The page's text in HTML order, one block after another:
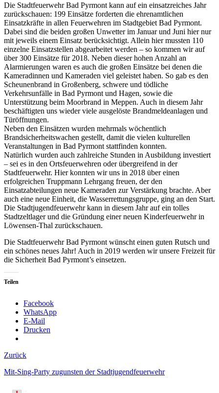
Die Stadtfeuerwehr Bad Pyrmont kann auf ein einsatzreiches Jahr
zurückschauen: 199 Einsätze forderten die ehrenamtlichen
Einsatzkräfte in allen Feuerwehren im Stadtgebiet Bad Pyrmont.
Dabei sind die beiden großen Unwetter im Januar und Juni hier nur
mit jeweils einem Einsatz berücksichtigt. Allein hier mussten 110
einzelne Einsatzstellen abgearbeitet werden – so kommen wir auf
über 300 Einsätze für 2018. Neben dieser hohen Anzahl an
Alarmierungen waren es auch die großen Einsätze bei denen die
Kameradinnen und Kameraden viel geleistet haben. So gab es den
Scheunenbrand in Großenberg, schwere und tödliche
Verkehrsunfälle in Bad Pyrmont und Hagen, sowie die
Unterstützung beim Moorbrand in Meppen. Auch in diesem Jahr
beschäftigten uns wieder viele ausgelöste Brandmeldeanlagen und
Türöffnungen.
Neben den Einsätzen wurden mehrmals wöchentlich
Brandsicherheitswachen gestellt, damit die vielen kulturellen
Veranstaltungen in Bad Pyrmont stattfinden konnten.
Natürlich wurden auch zahlreiche Stunden in Ausbildung investiert
– sei es in den Ortsfeuerwehren oder übergreifend in der
Stadtfeuerwehr. Hier konnten wir uns in 2018 über einen
erfolgreichen Truppmann Lehrgang freuen, der den
Einsatzabteilungen neue Kameraden zur Verstärkung brachte. Aber
auch eine neue Einheit, die Wasserrettungsgruppe, ging an den Start.
Die Stadtjugendfeuerwehr kann in diesem Jahr auf ein tolles
Stadtzeltlager und die Gründung einer neuen Kinderfeuerwehr in
Löwensen-Thal zurückschauen.
Die Stadtfeuerwehr Bad Pyrmont wünscht einen guten Rutsch und
ein schönes neues Jahr! Auch in 2019 werden wir unsere Freizeit für
die Sicherheit Bad Pyrmont’s einsetzen.
Teilen
Facebook
WhatsApp
E-Mail
Drucken
Zurück
Mit-Sing-Party zugunsten der Stadtjugendfeuerwehr